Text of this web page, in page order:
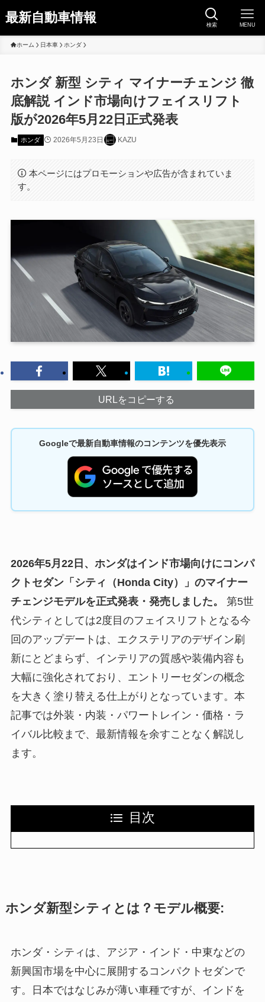
最新自動車情報 検索 MENU
ホーム 日本車 ホンダ
ホンダ 新型 シティ マイナーチェンジ 徹
底解説 インド市場向けフェイスリフト
版が2026年5月22日正式発表
ホンダ 2026年5月23日 KAZU
本ページにはプロモーションや広告が含まれていま
す。
URLをコピーする
Googleで最新自動車情報のコンテンツを優先表示
2026年5月22日、ホンダはインド市場向けにコンパ
クトセダン「シティ（Honda City）」のマイナー
チェンジモデルを正式発表・発売しました。
第5世
代シティとしては2度目のフェイスリフトとなる今
回のアップデートは、エクステリアのデザイン刷
新にとどまらず、インテリアの質感や装備内容も
大幅に強化されており、エントリーセダンの概念
を大きく塗り替える仕上がりとなっています。本
記事では外装・内装・パワートレイン・価格・ラ
イバル比較まで、最新情報を余すことなく解説し
ます。
目次
ホンダ新型シティとは？モデル概要:
ホンダ・シティは、アジア・インド・中東などの
新興国市場を中心に展開するコンパクトセダンで
す。日本ではなじみが薄い車種ですが、インドを